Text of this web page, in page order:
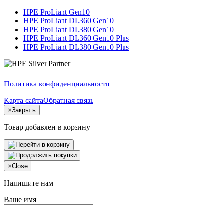
HPE ProLiant Gen10
HPE ProLiant DL360 Gen10
HPE ProLiant DL380 Gen10
HPE ProLiant DL360 Gen10 Plus
HPE ProLiant DL380 Gen10 Plus
Политика конфиденциальности
Карта сайтаОбратная связь
×Закрыть
Товар добавлен в корзину
×Close
Напишите нам
Ваше имя